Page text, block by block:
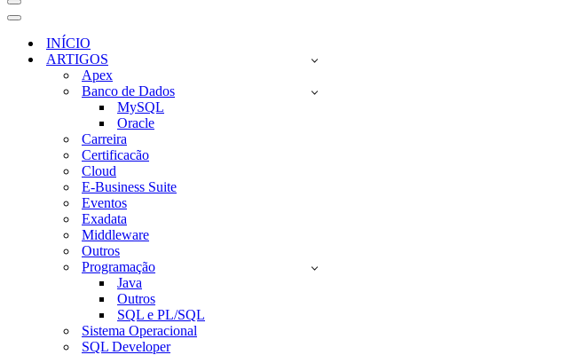
Menu
de
navegação
Menu
navegaçãoINÍCIO
ARTIGOS
Apex
Banco de Dados
MySQL
Oracle
Carreira
Certificacão
Cloud
E-Business Suite
Eventos
Exadata
Middleware
Outros
Programação
Java
Outros
SQL e PL/SQL
Sistema Operacional
SQL Developer